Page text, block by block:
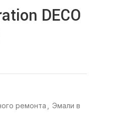
DECO
ремонта
Эмали в